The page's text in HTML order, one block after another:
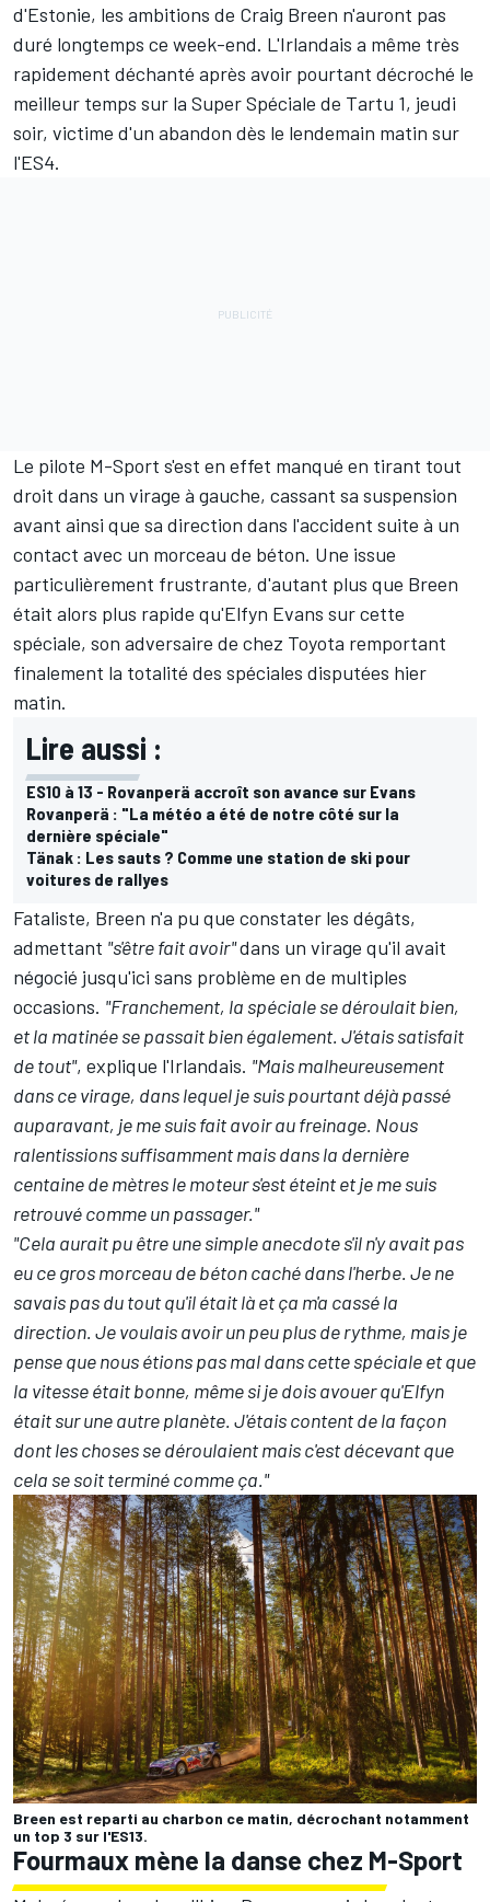
d'Estonie, les ambitions de Craig Breen n'auront pas
duré longtemps ce week-end. L'Irlandais a même très
rapidement déchanté après avoir pourtant décroché le
meilleur temps sur la Super Spéciale de Tartu 1, jeudi
soir, victime d'un abandon dès le lendemain matin sur
l'ES4.
Le pilote M-Sport s'est en effet manqué en tirant tout
droit dans un virage à gauche, cassant sa suspension
avant ainsi que sa direction dans l'accident suite à un
contact avec un morceau de béton. Une issue
particulièrement frustrante, d'autant plus que Breen
était alors plus rapide qu'Elfyn Evans sur cette
spéciale, son adversaire de chez Toyota remportant
finalement la totalité des spéciales disputées hier
matin.
Lire aussi :
ES10 à 13 - Rovanperä accroît son avance sur Evans
Rovanperä : "La météo a été de notre côté sur la
dernière spéciale"
Tänak : Les sauts ? Comme une station de ski pour
voitures de rallyes
Fataliste, Breen n'a pu que constater les dégâts,
admettant "s'être fait avoir"dans un virage qu'il avait
négocié jusqu'ici sans problème en de multiples
occasions. "Franchement, la spéciale se déroulait bien,
et la matinée se passait bien également. J'étais satisfait
de tout", explique l'Irlandais. "Mais malheureusement
dans ce virage, dans lequel je suis pourtant déjà passé
auparavant, je me suis fait avoir au freinage. Nous
ralentissions suffisamment mais dans la dernière
centaine de mètres le moteur s'est éteint et je me suis
retrouvé comme un passager."
"Cela aurait pu être une simple anecdote s'il n'y avait pas
eu ce gros morceau de béton caché dans l'herbe. Je ne
savais pas du tout qu'il était là et ça m'a cassé la
direction. Je voulais avoir un peu plus de rythme, mais je
pense que nous étions pas mal dans cette spéciale et que
la vitesse était bonne, même si je dois avouer qu'Elfyn
était sur une autre planète. J'étais content de la façon
dont les choses se déroulaient mais c'est décevant que
cela se soit terminé comme ça."
Breen est reparti au charbon ce matin, décrochant notamment
un top 3 sur l'ES13.
Fourmaux mène la danse chez M-Sport